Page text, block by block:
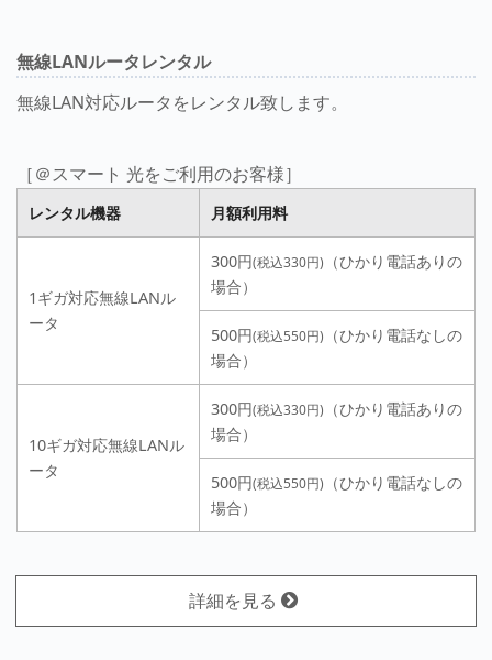
無線LANルータレンタル
無線LAN対応ルータをレンタル致します。
［＠スマート 光をご利用のお客様］
レンタル機器 月額利用料
1ギガ対応無線LANル
ータ
300円(税込330円) （ひかり電話ありの
場合）
500円(税込550円) （ひかり電話なしの
場合）
10ギガ対応無線LANル
ータ
300円(税込330円) （ひかり電話ありの
場合）
500円(税込550円) （ひかり電話なしの
場合）
詳細を見る